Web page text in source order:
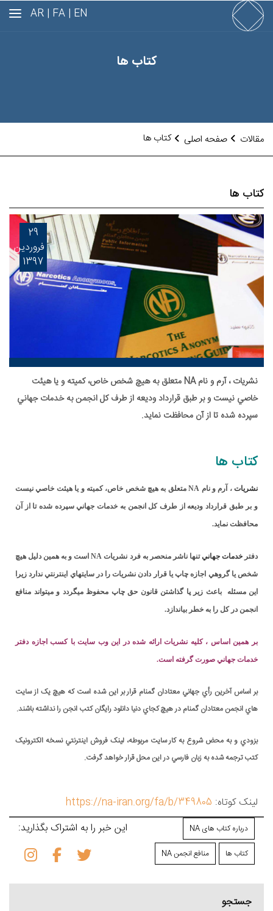
EN |
FA |
AR
کتاب ها
مقالات صفحه اصلی کتاب ها
کتاب ها
29
فروردین
1397
نشريات ، آرم و نام NA متعلق به هيچ شخص خاص، کميته و يا هيئت
خاصي نيست و بر طبق قرارداد وديعه از طرف کل انجمن به خدمات جهاني
سپرده شده تا از آن محافظت نمايد.
کتاب ها
نشريات ، آرم و نام NAمتعلق به هيچ شخص خاص، کميته و يا هيئت خاصي نيست
و بر طبق قرارداد وديعه از طرف کل انجمن به خدمات جهاني سپرده شده تا از آن
محافظت نمايد.
دفترخدمات جھانيتنھا ناشر منحصر به فرد نشريات NAاست و به ھمين دليل ھيچ
شخص يا گروھي اجازه چاپ يا قرار دادن نشريات را در سايتھاي اينترنتي ندارد زيرا
اين مسئله باعث زير پا گذاشتن قانون حق چاپ محفوظ ميگردد و ميتواند منافع
انجمن در کل را به خطر بياندازد.
بر همين اساس ، کليه نشريات ارائه شده در اين وب سايت با کسب اجازه دفتر
خدمات جهاني صورت گرفته است.
بر اساس آخرين رأي جهاني معتادان گمنام قرار بر اين شده است که هيچ يک از سايت
هاي انجمن معتادان گمنام در هيچ کجاي دنيا دانلود رايگان کتب انجن را نداشته باشند.
بزودي و به محض شروع به کار سايت مربوطه، لينک فروش اينترنتي نسخه الکترونيک
کتب ترجمه شده به زبان فارسي در اين محل قرار خواهد گرفت.
لینک کوتاه: https://na-iran.org/fa/b/349805
درباره کتاب های NA
کتاب ها منافع انجمن NA
این خبر را به اشتراک بگذارید:
جستجو